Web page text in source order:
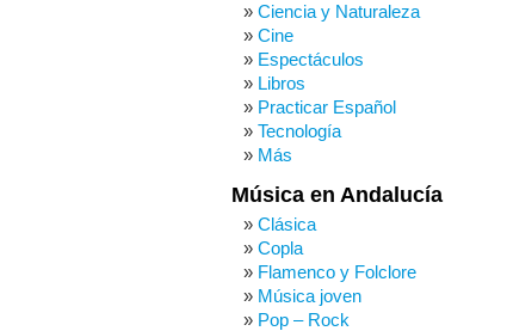
Ciencia y Naturaleza
Cine
Espectáculos
Libros
Practicar Español
Tecnología
Más
Música en Andalucía
Clásica
Copla
Flamenco y Folclore
Música joven
Pop – Rock